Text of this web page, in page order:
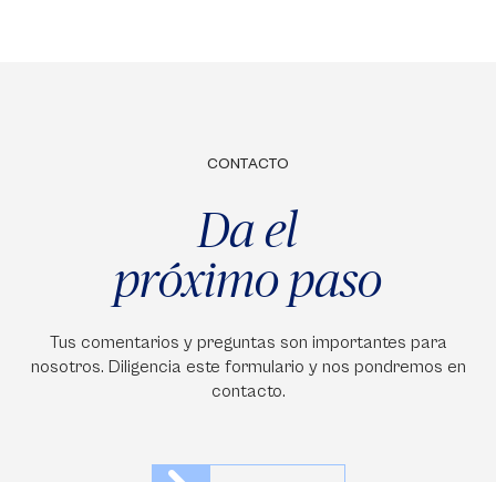
CONTACTO
Da el
próximo paso
Tus comentarios y preguntas son importantes para
nosotros. Diligencia este formulario y nos pondremos en
contacto.